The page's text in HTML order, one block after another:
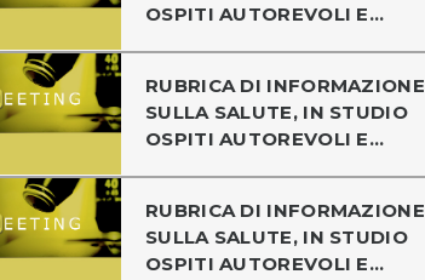
OSPITI AUTOREVOLI E...
RUBRICA DI INFORMAZIONE
SULLA SALUTE, IN STUDIO
OSPITI AUTOREVOLI E...
RUBRICA DI INFORMAZIONE
SULLA SALUTE, IN STUDIO
OSPITI AUTOREVOLI E...